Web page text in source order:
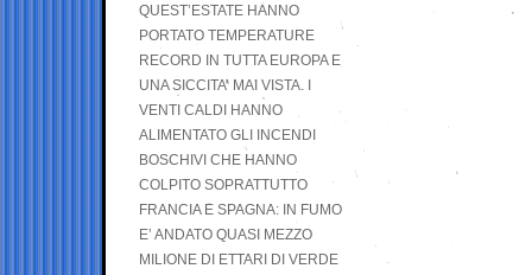
QUEST’ESTATE HANNO
PORTATO TEMPERATURE
RECORD IN TUTTA EUROPA E
UNA SICCITA’ MAI VISTA. I
VENTI CALDI HANNO
ALIMENTATO GLI INCENDI
BOSCHIVI CHE HANNO
COLPITO SOPRATTUTTO
FRANCIA E SPAGNA: IN FUMO
E’ ANDATO QUASI MEZZO
MILIONE DI ETTARI DI VERDE